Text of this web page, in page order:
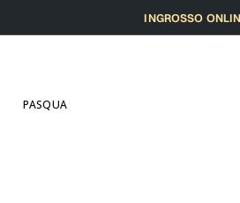
INGROSSO
PASQUA